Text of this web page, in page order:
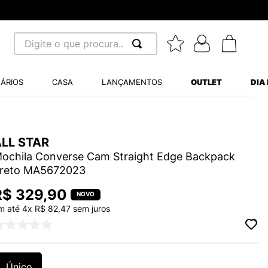
Digite o que procura...
CASA LANÇAMENTOS OUTLET DIA
STAR
Converse Cam Straight Edge Backpack
MA5672023
329,90
até4x R$ 82,47 sem juros
BALANCE 530
WHITE